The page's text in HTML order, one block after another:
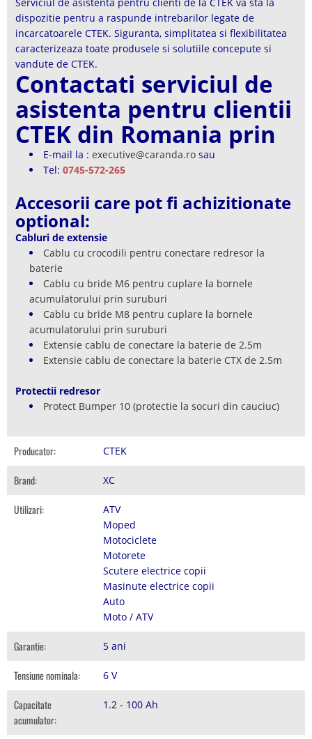
Serviciul de asistenta pentru clienti de la CTEK va sta la
dispozitie pentru a raspunde intrebarilor legate de
incarcatoarele CTEK. Siguranta, simplitatea si flexibilitatea
caracterizeaza toate produsele si solutiile concepute si
vandute de CTEK.
Contactati serviciul de
asistenta pentru clientii
CTEK din Romania prin
E-mail la : executive@caranda.ro sau
Tel: 0745-572-265
Accesorii care pot fi achizitionate
optional:
Cabluri de extensie
Cablu cu crocodili pentru conectare redresor la
baterie
Cablu cu bride M6 pentru cuplare la bornele
acumulatorului prin suruburi
Cablu cu bride M8 pentru cuplare la bornele
acumulatorului prin suruburi
Extensie cablu de conectare la baterie de 2.5m
Extensie cablu de conectare la baterie CTX de 2.5m
Protectii redresor
Protect Bumper 10 (protectie la socuri din cauciuc)
Producator: CTEK
Brand: XC
Utilizari:
ATV
Moped
Motociclete
Motorete
Scutere electrice copii
Masinute electrice copii
Auto
Moto / ATV
Garantie: 5 ani
Tensiune nominala: 6 V
Capacitate
acumulator:
1.2 - 100 Ah